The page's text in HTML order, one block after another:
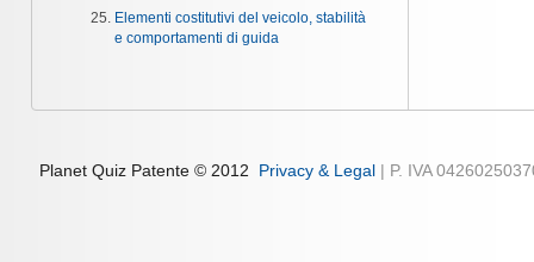
Elementi costitutivi del veicolo, stabilità
e comportamenti di guida
Planet Quiz Patente © 2012 Privacy & Legal | P. IVA